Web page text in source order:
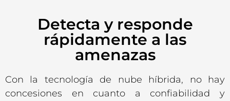
Detecta y responde
rápidamente a las
amenazas
Con la tecnología de nube híbrida, no hay
concesiones en cuanto a confiabilidad y